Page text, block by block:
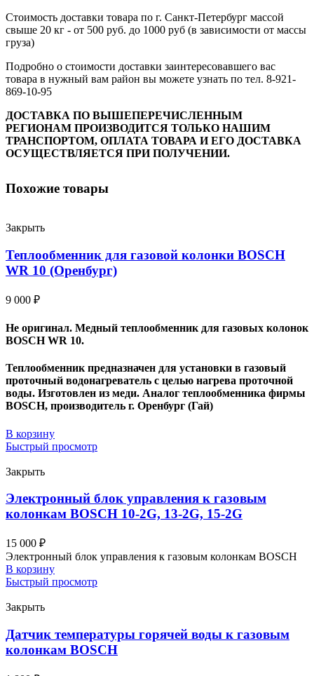
Стоимость доставки товара по г. Санкт-Петербург массой
свыше 20 кг - от 500 руб. до 1000 руб (в зависимости от массы
груза)
Подробно о стоимости доставки заинтересовавшего вас
товара в нужный вам район вы можете узнать по тел. 8-921-
869-10-95
ДОСТАВКА ПО ВЫШЕПЕРЕЧИСЛЕННЫМ
РЕГИОНАМ ПРОИЗВОДИТСЯ ТОЛЬКО НАШИМ
ТРАНСПОРТОМ, ОПЛАТА ТОВАРА И ЕГО ДОСТАВКА
ОСУЩЕСТВЛЯЕТСЯ ПРИ ПОЛУЧЕНИИ.
Похожие товары
Закрыть
Теплообменник для газовой колонки BOSCH
WR 10 (Оренбург)
9 000 ₽
Не оригинал. Медный теплообменник для газовых колонок
BOSCH WR 10.
Теплообменник предназначен для установки в газовый
проточный водонагреватель с целью нагрева проточной
воды. Изготовлен из меди. Аналог теплообменника фирмы
BOSCH, производитель г. Оренбург (Гай)
В корзину
Быстрый просмотр
Закрыть
Электронный блок управления к газовым
колонкам BOSCH 10-2G, 13-2G, 15-2G
15 000 ₽
Электронный блок управления к газовым колонкам BOSCH
В корзину
Быстрый просмотр
Закрыть
Датчик температуры горячей воды к газовым
колонкам BOSCH